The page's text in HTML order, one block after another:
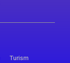
Turism